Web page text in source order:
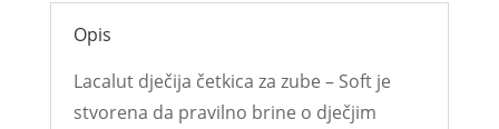
Opis
Lacalut dječija četkica za zube – Soft je
stvorena da pravilno brine o dječjim